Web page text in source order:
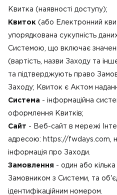
Квитка (наявності доступу);
Квиток (або Електронний
упорядкована сукупність
Системою, що включає
(вартість, назви Заходу та
та підтверджують право
Заходу; Квиток є Актом
Система - інформаційна
оформлення Квитків;
Сайт - Веб-сайт в мережі
адресою: https://fwdays.com,
інформація про Заходи.
Замовлення - один або
Замовником з Системи, та
ідентифікаційним номером.